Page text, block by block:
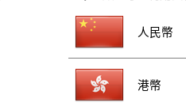
人民幣
港幣